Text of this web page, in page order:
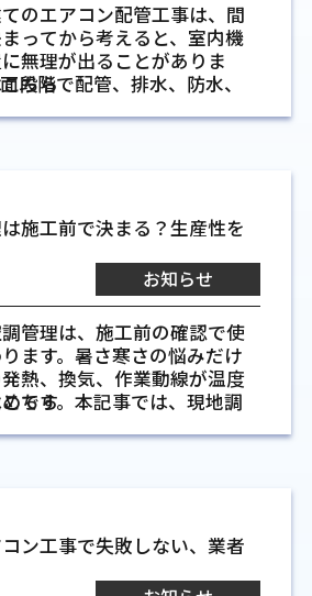
のエアコン配管工事は、間
ってから考えると、室内機
無理が出ることがありま
段階で配管、排水、防水、
ルート設計の基本をわかり
エアコン配管工事
る理由
エアコンを後から付ければ
す。ただ、配管ルートは壁の
外壁、室外機置き場と関係
計画と切り離して考えると
ます。私が現場で大切にし
コンの位置を設備だけの問
全体の使いやすさと合わせ
後では、室内機を付けたい
窓があったり、外に室外機
ちら
施工前で決まる？生産性を
お知らせ
管理は、施工前の確認で使
ます。暑さ寒さの悩みだけ
熱、換気、作業動線が温度
です。本記事では、現地調
理由
、機器を取り付けてから考
ちら
ン工事で失敗しない、業者